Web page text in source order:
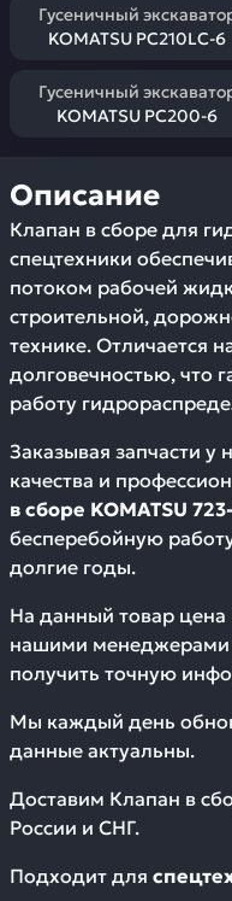
Гусеничный
KOMATSU PC210LC-6
Гусеничный
KOMATSU PC200-6
Описание
Клапан в сборе для
спецтехники
потоком рабочей
строительной,
технике. Отличается
долговечностью, что
работу
Заказывая запчасти у
качества и
в сборе KOMATSU
бесперебойную
долгие годы.
На данный товар цена
нашими менеджерами
получить точную
Мы каждый день
данные актуальны.
Доставим Клапан в
России и СНГ.
Подходит для